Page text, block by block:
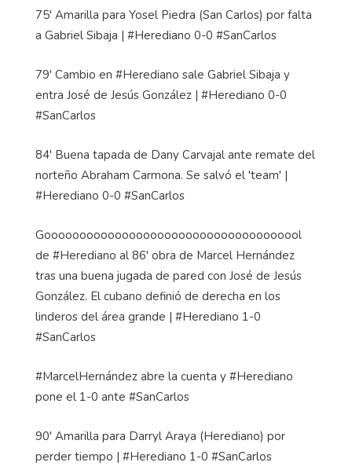
75' Amarilla para Yosel Piedra (San Carlos) por falta
a Gabriel Sibaja | #Herediano 0-0 #SanCarlos
79' Cambio en #Herediano sale Gabriel Sibaja y
entra José de Jesús González | #Herediano 0-0
#SanCarlos
84' Buena tapada de Dany Carvajal ante remate del
norteño Abraham Carmona. Se salvó el 'team' |
#Herediano 0-0 #SanCarlos
Gooooooooooooooooooooooooooooooooooool
de #Herediano al 86' obra de Marcel Hernández
tras una buena jugada de pared con José de Jesús
González. El cubano definió de derecha en los
linderos del área grande | #Herediano 1-0
#SanCarlos
#MarcelHernández abre la cuenta y #Herediano
pone el 1-0 ante #SanCarlos
90' Amarilla para Darryl Araya (Herediano) por
perder tiempo | #Herediano 1-0 #SanCarlos